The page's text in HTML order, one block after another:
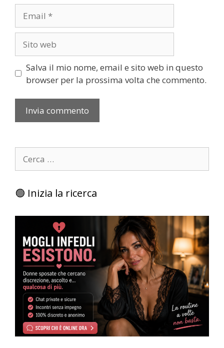
web
Salva il mio nome, email e sito web in questo
browser per la prossima volta che commento.
per:
🟢 Inizia la ricerca